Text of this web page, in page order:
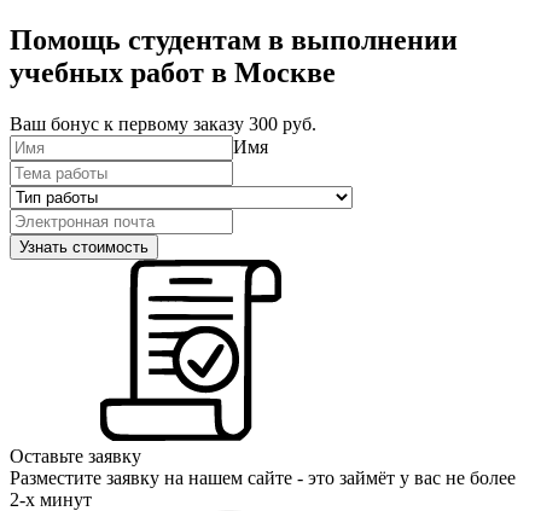
Помощь студентам в выполнении
учебных работ в Москве
Ваш бонус к первому заказу 300 руб.
Имя
Оставьте заявку
Разместите заявку на нашем сайте - это займёт у вас не более
2-х минут